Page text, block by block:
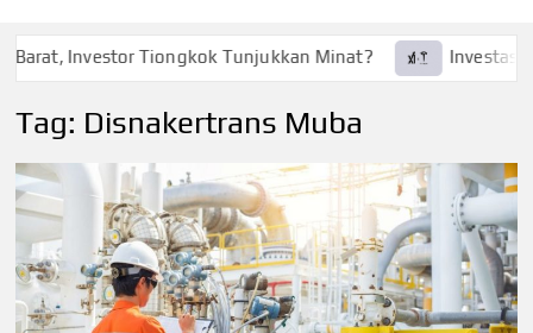
Investor Tiongkok Tunjukkan Minat? Investasi
Tag: Disnakertrans Muba